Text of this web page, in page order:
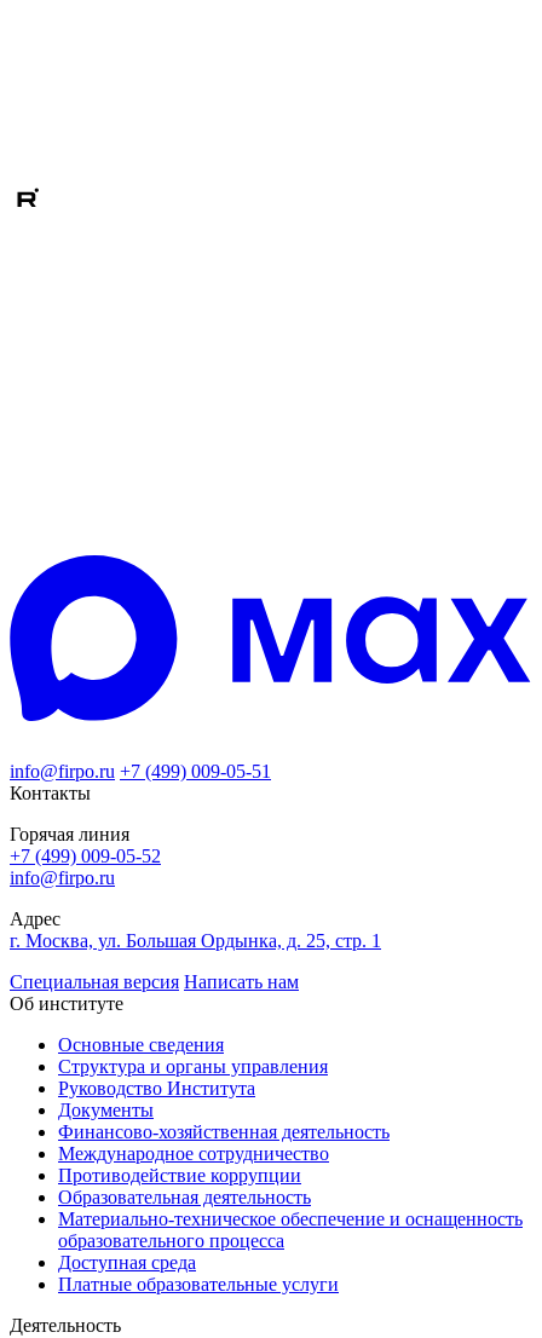
info@firpo.ru +7 (499) 009-05-51
Контакты
Горячая линия
+7 (499) 009-05-52
info@firpo.ru
Адрес
г. Москва, ул. Большая Ордынка, д. 25, стр. 1
Специальная версия Написать нам
Об институте
Основные сведения
Структура и органы управления
Руководство Института
Документы
Финансово-хозяйственная деятельность
Международное сотрудничество
Противодействие коррупции
Образовательная деятельность
Материально-техническое обеспечение и оснащенность
образовательного процесса
Доступная среда
Платные образовательные услуги
Деятельность